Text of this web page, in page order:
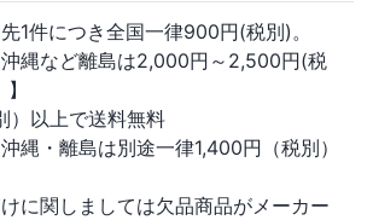
1件につき全国一律900円(税別)。
沖縄など離島は2,000円～2,500円(税
）以上で送料無料
縄・離島は別途一律1,400円（税別）
に関しましては欠品商品がメーカー